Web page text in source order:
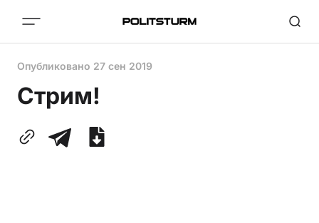
Опубликовано 27 сен 2019
Стрим!